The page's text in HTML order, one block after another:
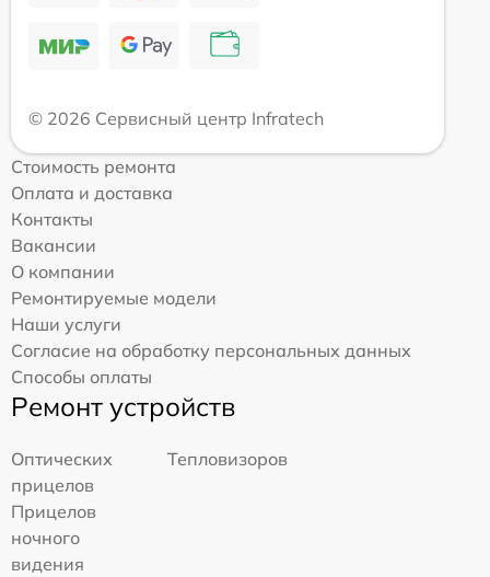
© 2026 Сервисный центр Infratech
Стоимость ремонта
Оплата и доставка
Контакты
Вакансии
О компании
Ремонтируемые модели
Наши услуги
Согласие на обработку персональных данных
Способы оплаты
Ремонт устройств
Оптических
прицелов
Тепловизоров
Прицелов
ночного
видения